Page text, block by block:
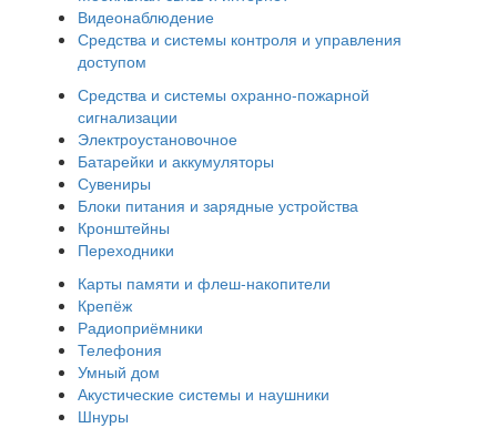
Видеонаблюдение
Средства и системы контроля и управления
доступом
Средства и системы охранно-пожарной
сигнализации
Электроустановочное
Батарейки и аккумуляторы
Сувениры
Блоки питания и зарядные устройства
Кронштейны
Переходники
Карты памяти и флеш-накопители
Крепёж
Радиоприёмники
Телефония
Умный дом
Акустические системы и наушники
Шнуры